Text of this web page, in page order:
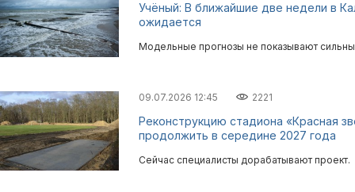
Учёный: В ближайшие две недели в
ожидается
Модельные прогнозы не показывают
09.07.2026 12:45 2221
Реконструкцию стадиона «Красная
продолжить в середине 2027 года
Сейчас специалисты дорабатывают проект.